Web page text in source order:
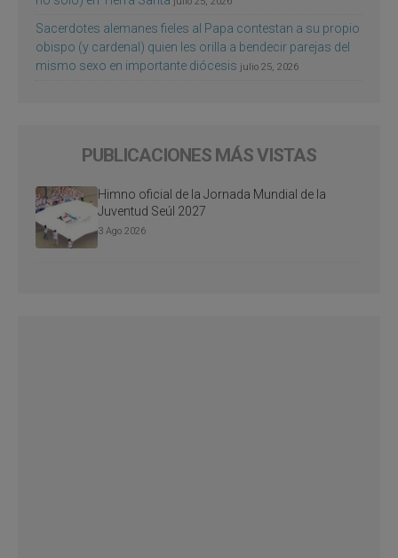
Sacerdotes alemanes fieles al Papa contestan a su propio
obispo (y cardenal) quien les orilla a bendecir parejas del
mismo sexo en importante diócesis julio 25, 2026
PUBLICACIONES MÁS VISTAS
Himno oficial de la Jornada Mundial de la
Juventud Seúl 2027
3 Ago 2026